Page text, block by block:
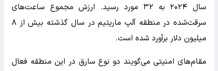
سال ۲۰۲۴ به ۳۲ مورد رسید. ارزش مجموع ساعت‌های
سرقت‌شده در منطقه آلپ ماریتیم در سال گذشته بیش از ۸
میلیون دلار برآورد شده است.
مقام‌های امنیتی می‌گویند دو نوع سارق در این منطقه فعال